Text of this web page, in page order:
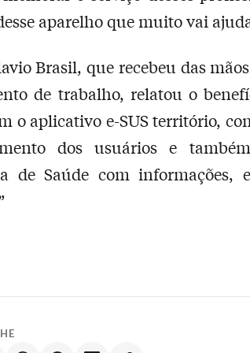
aparelho que muito vai
Brasil, que recebeu das
de trabalho, relatou o
o aplicativo e-SUS território,
dos usuários e
de Saúde com